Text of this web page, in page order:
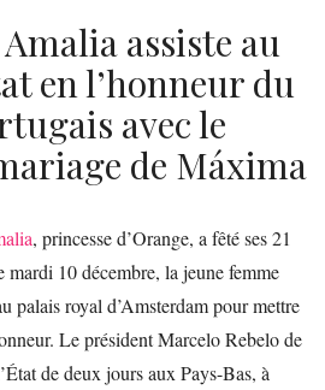
assiste au
en l’honneur du
avec le
de Máxima
, princesse d’Orange, a fêté ses 21
mardi 10 décembre, la jeune femme
palais royal d’Amsterdam pour mettre
Le président Marcelo Rebelo de
de deux jours aux Pays-Bas, à